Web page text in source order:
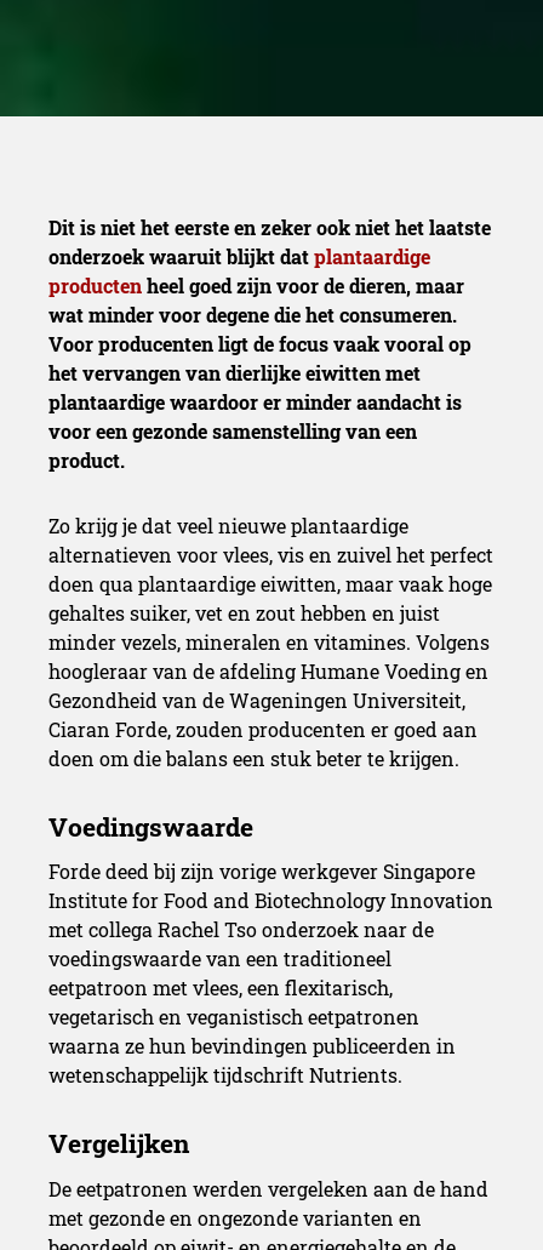
Dit is niet het eerste en zeker ook niet het laatste
onderzoek waaruit blijkt datplantaardige
productenheel goed zijn voor de dieren, maar
wat minder voor degene die het consumeren.
Voor producenten ligt de focus vaak vooral op
het vervangen van dierlijke eiwitten met
plantaardige waardoor er minder aandacht is
voor een gezonde samenstelling van een
product.
Zo krijg je dat veel nieuwe plantaardige
alternatieven voor vlees, vis en zuivel het perfect
doen qua plantaardige eiwitten, maar vaak hoge
gehaltes suiker, vet en zout hebben en juist
minder vezels, mineralen en vitamines. Volgens
hoogleraar van de afdeling Humane Voeding en
Gezondheid van de Wageningen Universiteit,
Ciaran Forde, zouden producenten er goed aan
doen om die balans een stuk beter te krijgen.
Forde deed bij zijn vorige werkgever Singapore
Institute for Food and Biotechnology Innovation
met collega Rachel Tso onderzoek naar de
voedingswaarde van een traditioneel
eetpatroon met vlees, een flexitarisch,
vegetarisch en veganistisch eetpatronen
waarna ze hun bevindingen publiceerden in
wetenschappelijk tijdschrift Nutrients.
De eetpatronen werden vergeleken aan de hand
met gezonde en ongezonde varianten en